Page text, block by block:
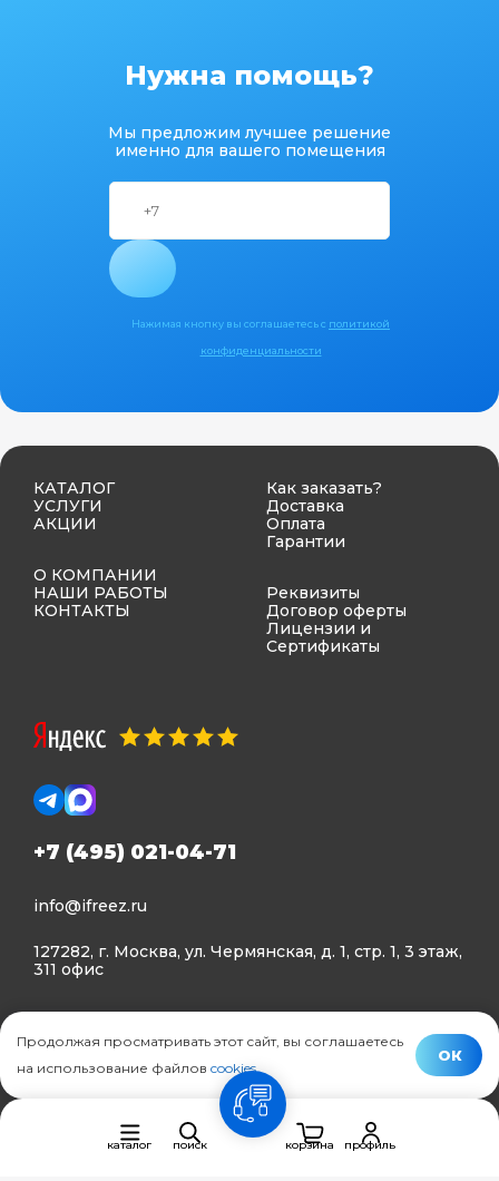
Нужна помощь?
Мы предложим лучшее решение
именно для вашего помещения
Нажимая кнопку вы соглашаетесь с политикой
конфиденциальности
КАТАЛОГ
УСЛУГИ
АКЦИИ
О КОМПАНИИ
НАШИ РАБОТЫ
КОНТАКТЫ
Как заказать?
Доставка
Оплата
Гарантии
Реквизиты
Договор оферты
Лицензии и
Сертификаты
+7 (495) 021-04-71
info@ifreez.ru
127282, г. Москва, ул. Чермянская, д. 1, стр. 1, 3 этаж,
311 офис
Политика конфиденциальности
Политика использования Cookies
© Ifreez - продажа и установка климатической техники,
каталог поиск
связь
корзина
профиль
Продолжая просматривать этот сайт, вы соглашаетесь
на использование файлов cookies.
ОК